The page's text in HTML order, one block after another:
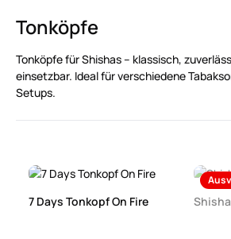
Tonköpfe
Tonköpfe für Shishas – klassisch,
einsetzbar. Ideal für verschiedene
Setups.
7 Days Tonkopf On Fire